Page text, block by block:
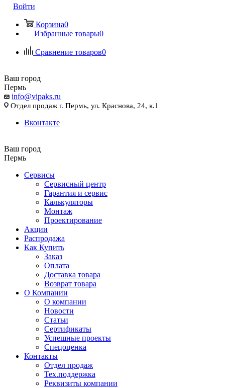
Войти
Корзина0
Избранные товары0
Сравнение товаров0
Ваш город
Пермь
info@vipaks.ru
Отдел продаж г. Пермь, ул. Краснова, 24, к.1
Вконтакте
Ваш город
Пермь
Сервисы
Сервисный центр
Гарантия и сервис
Калькуляторы
Монтаж
Проектирование
Акции
Распродажа
Как Купить
Заказ
Оплата
Доставка товара
Возврат товара
О Компании
О компании
Новости
Статьи
Сертификаты
Успешные проекты
Спецоценка
Контакты
Отдел продаж
Тех.поддержка
Реквизиты компании